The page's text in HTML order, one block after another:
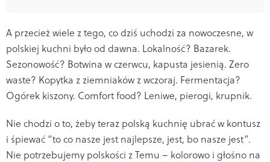
A przecież wiele z tego, co dziś uchodzi za nowoczesne, w
polskiej kuchni było od dawna. Lokalność? Bazarek.
Sezonowość? Botwina w czerwcu, kapusta jesienią. Zero
waste? Kopytka z ziemniaków z wczoraj. Fermentacja?
Ogórek kiszony. Comfort food? Leniwe, pierogi, krupnik.
Nie chodzi o to, żeby teraz polską kuchnię ubrać w kontusz
i śpiewać “to co nasze jest najlepsze, jest, bo nasze jest”.
Nie potrzebujemy polskości z Temu – kolorowo i głośno na